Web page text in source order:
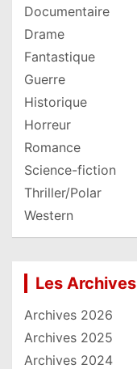
Documentaire
Drame
Fantastique
Guerre
Historique
Horreur
Romance
Science-fiction
Thriller/Polar
Western
Les Archives
Archives 2026
Archives 2025
Archives 2024